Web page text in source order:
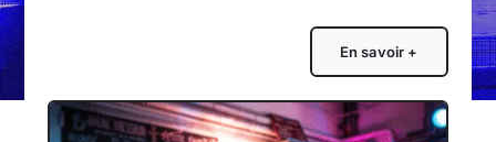
En savoir +